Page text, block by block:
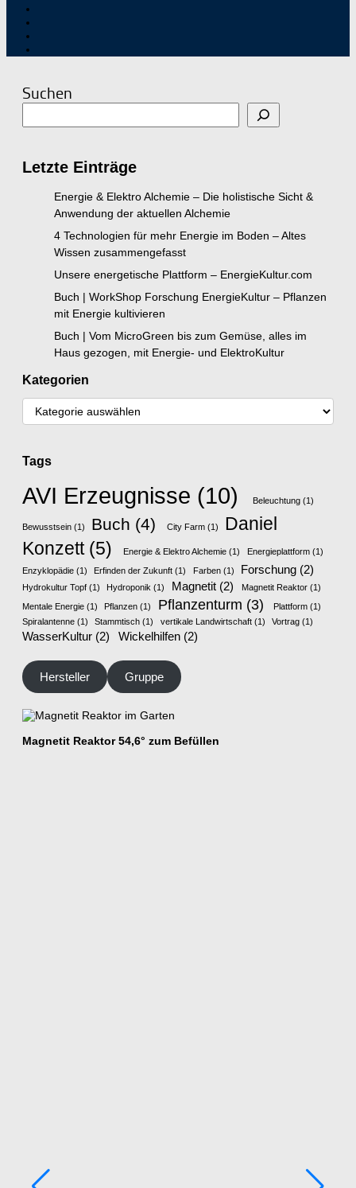
Suchen
Letzte Einträge
Energie & Elektro Alchemie – Die holistische Sicht &
Anwendung der aktuellen Alchemie
4 Technologien für mehr Energie im Boden – Altes
Wissen zusammengefasst
Unsere energetische Plattform – EnergieKultur.com
Buch | WorkShop Forschung EnergieKultur – Pflanzen
mit Energie kultivieren
Buch | Vom MicroGreen bis zum Gemüse, alles im
Haus gezogen, mit Energie- und ElektroKultur
Kategorien
Tags
AVI Erzeugnisse (10) Beleuchtung(1)
Bewusstsein (1) Buch (4) City Farm(1)
Daniel
Konzett(5) Energie & Elektro Alchemie (1) Energieplattform(1)
Enzyklopädie (1) Erfinden der Zukunft (1) Farben(1) Forschung(2)
Hydrokultur Topf (1) Hydroponik (1) Magnetit(2) Magnetit Reaktor (1)
Mentale Energie (1) Pflanzen (1) Pflanzenturm (3) Plattform(1)
Spiralantenne (1) Stammtisch (1) vertikale Landwirtschaft(1) Vortrag(1)
WasserKultur (2) Wickelhilfen(2)
Hersteller Gruppe
Magnetit Reaktor 54,6° zum Befüllen